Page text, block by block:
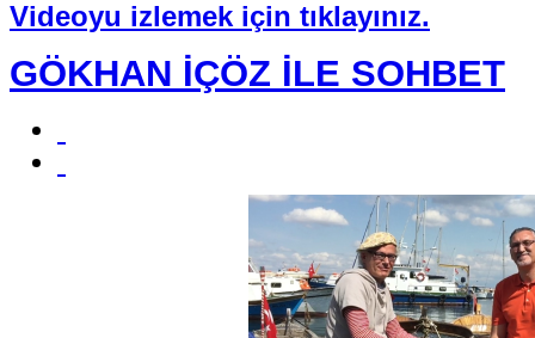
Videoyu izlemek için tıklayınız.
GÖKHAN İÇÖZ İLE SOHBET